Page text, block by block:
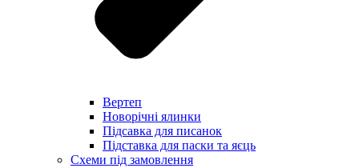
Вертеп
Новорічні ялинки
Підсавка для писанок
Підставка для паски та яєць
Схеми під замовлення